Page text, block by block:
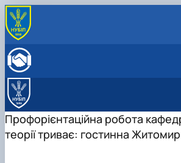
Навчально-наукова
програми та ЕНК
Аспіранти кафедри
МІЖНАРОДНА ДІЯЛЬНІСТЬ
СТУДЕНТСЬКИЙ ГУРТОК
МІЖНАРОДНІ НАУКОВО-ПРАКТИЧНІ
Профорієнтаційна робота
теорії триває: гостинна